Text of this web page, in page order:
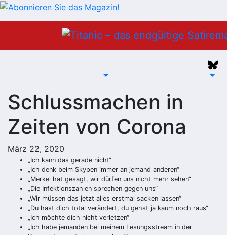
Schlussmachen in
Zeiten von Corona
März 22, 2020
„Ich kann das gerade nicht“
„Ich denk beim Skypen immer an jemand anderen“
„Merkel hat gesagt, wir dürfen uns nicht mehr sehen“
„Die Infektionszahlen sprechen gegen uns“
„Wir müssen das jetzt alles erstmal sacken lassen“
„Du hast dich total verändert, du gehst ja kaum noch raus“
„Ich möchte dich nicht verletzen“
„Ich habe jemanden bei meinem Lesungsstream in der